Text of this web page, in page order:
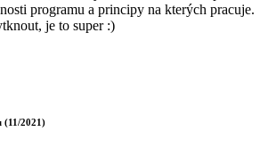
programu a principy na kterých pracuje.
je to super :)
(11/2021)